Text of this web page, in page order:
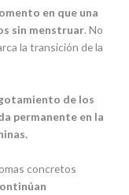
en que una
sin menstruar. No
la transición de la
de los
permanente en la
concretos